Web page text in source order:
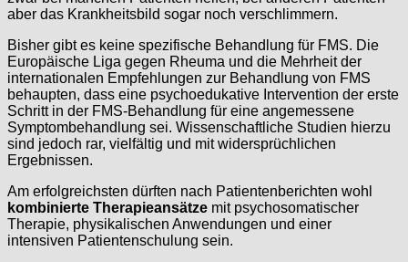
aber das Krankheitsbild sogar noch verschlimmern.
Bisher gibt es keine spezifische Behandlung für FMS. Die
Europäische Liga gegen Rheuma und die Mehrheit der
internationalen Empfehlungen zur Behandlung von FMS
behaupten, dass eine psychoedukative Intervention der erste
Schritt in der FMS-Behandlung für eine angemessene
Symptombehandlung sei. Wissenschaftliche Studien hierzu
sind jedoch rar, vielfältig und mit widersprüchlichen
Ergebnissen.
Am erfolgreichsten dürften nach Patientenberichten wohl
kombinierte Therapieansätze mit psychosomatischer
Therapie, physikalischen Anwendungen und einer
intensiven Patientenschulung sein.